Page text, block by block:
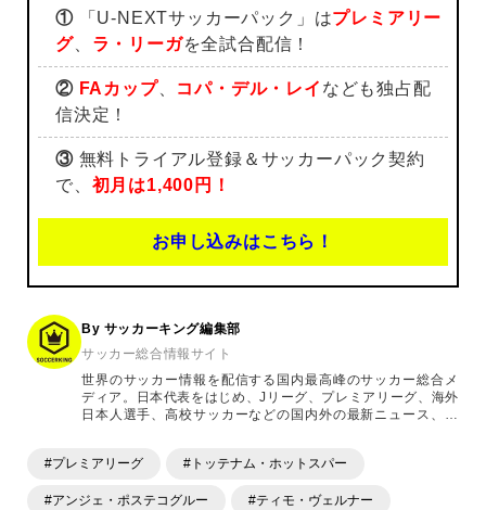
①「U-NEXTサッカーパック」はプレミアリー
グ、 ラ・リーガを全試合配信！
② FAカップ、 コパ・デル・レイ なども独占配
信決定！
③無料トライアル登録＆サッカーパック契約
で、 初月は1,400円！
お申し込みはこちら！
By サッカーキング編集部
サッカー総合情報サイト
世界のサッカー情報を配信する国内最高峰のサッカー総合メ
ディア。日本代表をはじめ、Jリーグ、プレミアリーグ、海外
日本人選手、高校サッカーなどの国内外の最新ニュース、コ
ます。「X」「Instagram」「YouTube」「TikTok」など、
#プレミアリーグ #トッテナム・ホットスパー
#アンジェ・ポステコグルー #ティモ・ヴェルナー